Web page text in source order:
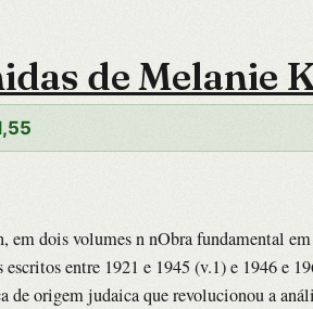
de Melanie
em dois volumes n nObra fundamental
escritos entre 1921 e 1945 (v.1) e 1946 e
de origem judaica que revolucionou a